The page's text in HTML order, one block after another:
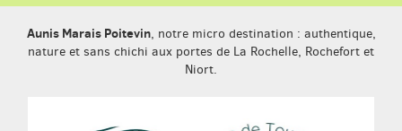
Aunis Marais Poitevin, notre micro destination : authentique,
nature et sans chichi aux portes de La Rochelle, Rochefort et
Niort.